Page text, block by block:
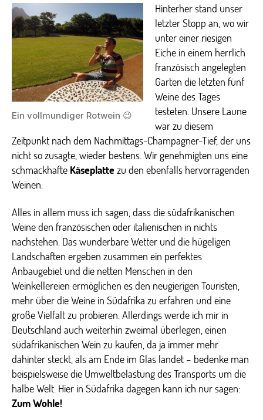
Ein vollmundiger Rotwein 😉
Hinterher stand unser
letzter Stopp an, wo wir
unter einer riesigen
Eiche in einem herrlich
französisch angelegten
Garten die letzten fünf
Weine des Tages
testeten. Unsere Laune
war zu diesem
Zeitpunkt nach dem Nachmittags-Champagner-Tief, der uns
nicht so zusagte, wieder bestens. Wir genehmigten uns eine
schmackhafte Käseplattezu den ebenfalls hervorragenden
Weinen.
Alles in allem muss ich sagen, dass die südafrikanischen
Weine den französischen oder italienischen in nichts
nachstehen. Das wunderbare Wetter und die hügeligen
Landschaften ergeben zusammen ein perfektes
Anbaugebiet und die netten Menschen in den
Weinkellereien ermöglichen es den neugierigen Touristen,
mehr über die Weine in Südafrika zu erfahren und eine
große Vielfalt zu probieren. Allerdings werde ich mir in
Deutschland auch weiterhin zweimal überlegen, einen
südafrikanischen Wein zu kaufen, da ja immer mehr
dahinter steckt, als am Ende im Glas landet – bedenke man
beispielsweise die Umweltbelastung des Transports um die
halbe Welt. Hier in Südafrika dagegen kann ich nur sagen:
Zum Wohle!